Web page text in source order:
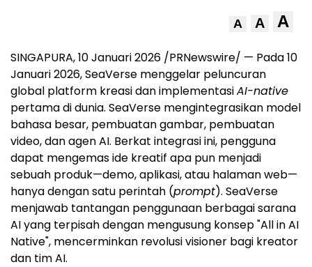
A A A
SINGAPURA, 10 Januari 2026 /PRNewswire/ — Pada 10
Januari 2026, SeaVerse menggelar peluncuran
global platform kreasi dan implementasiAI-native
pertama di dunia. SeaVerse mengintegrasikan model
bahasa besar, pembuatan gambar, pembuatan
video, dan agen AI. Berkat integrasi ini, pengguna
dapat mengemas ide kreatif apa pun menjadi
sebuah produk—demo, aplikasi, atau halaman web—
hanya dengan satu perintah (prompt). SeaVerse
menjawab tantangan penggunaan berbagai sarana
AI yang terpisah dengan mengusung konsep "All in AI
Native", mencerminkan revolusi visioner bagi kreator
dan tim AI.